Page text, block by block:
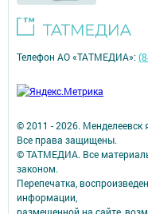
© 2011 - 2026. Менделеевск
Все права защищены.
© ТАТМЕДИА. Все
законом.
Перепечатка,
информации,
размещенной на сайте,
Телефон АО «ТАТМЕДИА»: